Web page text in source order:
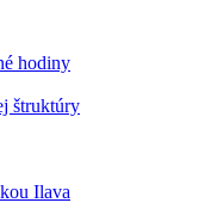
hodiny
štruktúry
Ilava